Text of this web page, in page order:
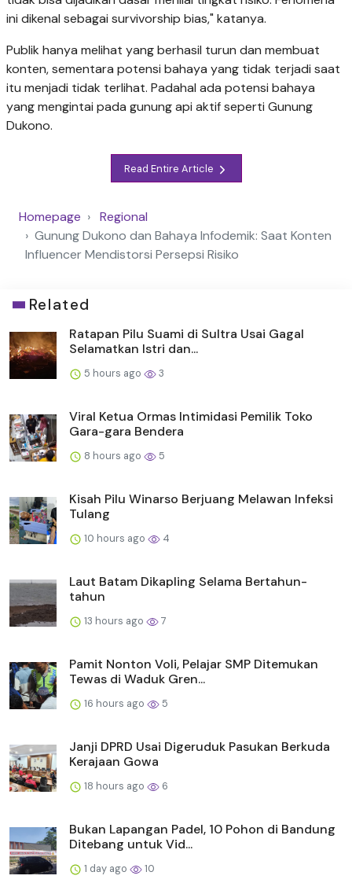
ini dikenal sebagai survivorship bias," katanya.
Publik hanya melihat yang berhasil turun dan membuat
konten, sementara potensi bahaya yang tidak terjadi saat
itu menjadi tidak terlihat. Padahal ada potensi bahaya
yang mengintai pada gunung api aktif seperti Gunung
Dukono.
Read Entire Article
Homepage
Regional
Gunung Dukono dan Bahaya Infodemik: Saat Konten
Influencer Mendistorsi Persepsi Risiko
Related
Ratapan Pilu Suami di Sultra Usai Gagal
Selamatkan Istri dan...
5 hours ago 3
Viral Ketua Ormas Intimidasi Pemilik Toko
Gara-gara Bendera
8 hours ago 5
Kisah Pilu Winarso Berjuang Melawan Infeksi
Tulang
10 hours ago 4
Laut Batam Dikapling Selama Bertahun-
tahun
13 hours ago 7
Pamit Nonton Voli, Pelajar SMP Ditemukan
Tewas di Waduk Gren...
16 hours ago 5
Janji DPRD Usai Digeruduk Pasukan Berkuda
Kerajaan Gowa
18 hours ago 6
Bukan Lapangan Padel, 10 Pohon di Bandung
Ditebang untuk Vid...
1 day ago 10